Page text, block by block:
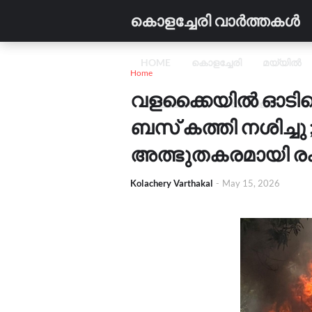
കൊളച്ചേരി വാർത്തകൾ
HOME കൊളച്ചേരി മയ്യിൽ
വിദ്യാഭ്യാസം വാണിജ്യം
Home
വളക്കൈയിൽ
ബസ് കത്തി നശിച്ചു
അത്ഭുതകരമായി
Kolachery Varthakal - May 15, 2026